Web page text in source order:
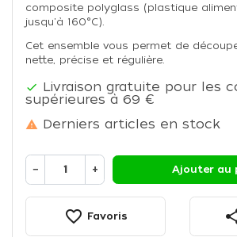
composite polyglass (plastique
jusqu'à 160°C).
Cet ensemble vous permet de
nette, précise et régulière.
 Livraison gratuite pour les
supérieures à 69 €
 Derniers articles en stock
− + Ajouter au
favorite_border Favoris